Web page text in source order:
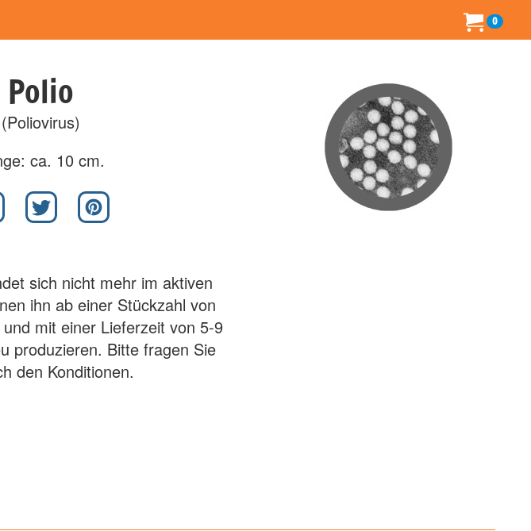
0
Polio
(Poliovirus)
ca. 10 cm.
sich nicht mehr im aktiven
ihn ab einer Stückzahl von
mit einer Lieferzeit von 5-9
produzieren. Bitte fragen Sie
den Konditionen.